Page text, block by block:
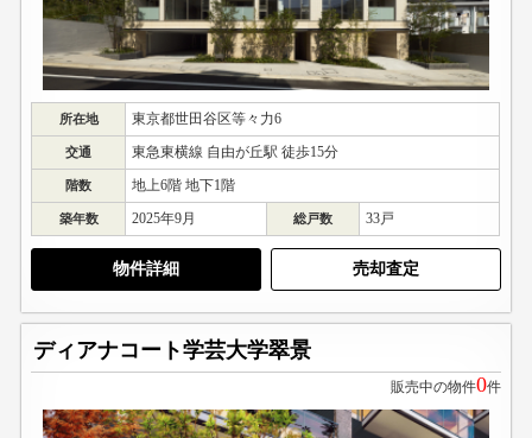
所在地 東京都世田谷区等々力6
交通 東急東横線 自由が丘駅 徒歩15分
階数 地上6階 地下1階
築年数 2025年9月 総戸数 33戸
物件詳細 売却査定
ディアナコート学芸大学翠景
販売中の物件0件